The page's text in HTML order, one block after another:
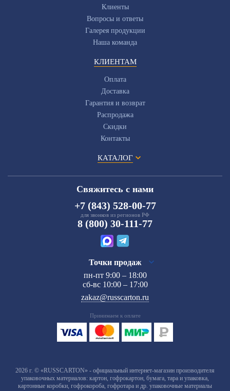
Клиенты
Вопросы и ответы
Галерея продукции
Наша команда
КЛИЕНТАМ
Оплата
Доставка
Гарантия и возврат
Распродажа
Скидки
Контакты
КАТАЛОГ
Свяжитесь с нами
+7 (843) 528-00-77
для звонков из регионов РФ
8 (800) 30-111-77
Точки продаж
пн-пт 9:00 – 18:00
сб-вс 10:00 – 17:00
zakaz@russcarton.ru
Принимаем к оплате
2026 г. © «RUSSCARTON» - официальный интернет-магазин производителя
упаковочных материалов: картон, гофрокартон, бумага, тара и упаковка,
картонные коробки, гофрокороба, гофротара и др. упаковочные материалы